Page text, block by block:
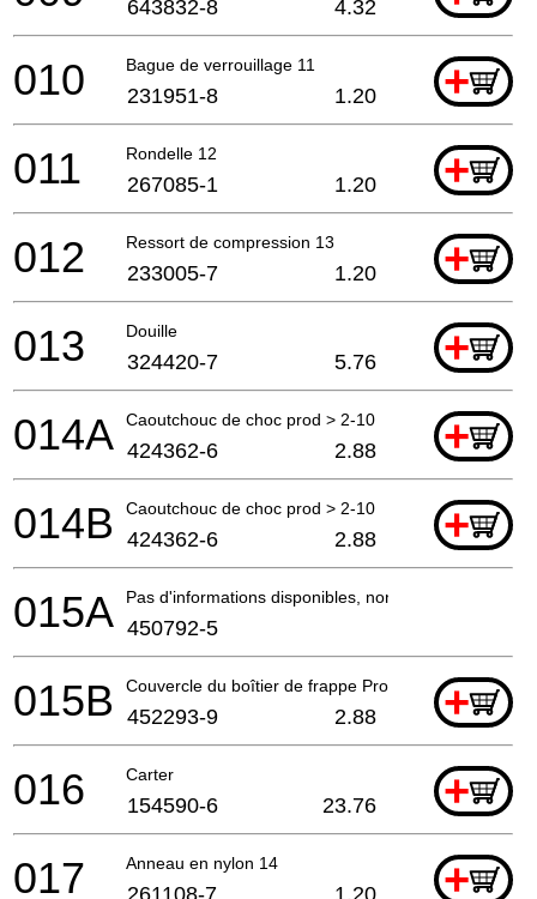
643832-8 4.32
Bague de verrouillage 11 +
010 231951-8 1.20
Rondelle 12 +
011 267085-1 1.20
Ressort de compression 13 +
012 233005-7 1.20
Douille +
013 324420-7 5.76
Caoutchouc de choc prod > 2-10 +
014A 424362-6 2.88
Caoutchouc de choc prod > 2-10 +
014B 424362-6 2.88
Pas d'informations disponibles, non commandable
015A 450792-5
Couvercle du boîtier de frappe Prod > 2-10+
015B 452293-9 2.88
Carter +
016 154590-6 23.76
Anneau en nylon 14 +
017 261108-7 1.20